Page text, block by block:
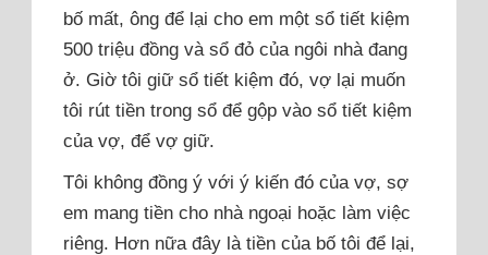
bố mất, ông để lại cho em một sổ tiết kiệm
500 triệu đồng và sổ đỏ của ngôi nhà đang
ở. Giờ tôi giữ sổ tiết kiệm đó, vợ lại muốn
tôi rút tiền trong sổ để gộp vào sổ tiết kiệm
của vợ, để vợ giữ.
Tôi không đồng ý với ý kiến đó của vợ, sợ
em mang tiền cho nhà ngoại hoặc làm việc
riêng. Hơn nữa đây là tiền của bố tôi để lại,